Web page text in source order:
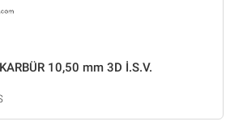
10,50 mm 3D İ.S.V.